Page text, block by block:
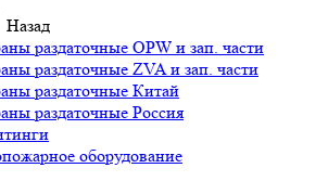
Назад
раздаточные OPW и зап. части
раздаточные ZVA и зап. части
раздаточные Китай
раздаточные Россия
оборудование